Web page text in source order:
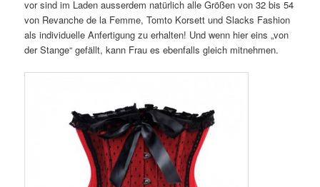
vor sind im Laden ausserdem natürlich alle Größen von 32 bis 54
von Revanche de la Femme, Tomto Korsett und Slacks Fashion
als individuelle Anfertigung zu erhalten! Und wenn hier eins „von
der Stange“ gefällt, kann Frau es ebenfalls gleich mitnehmen.